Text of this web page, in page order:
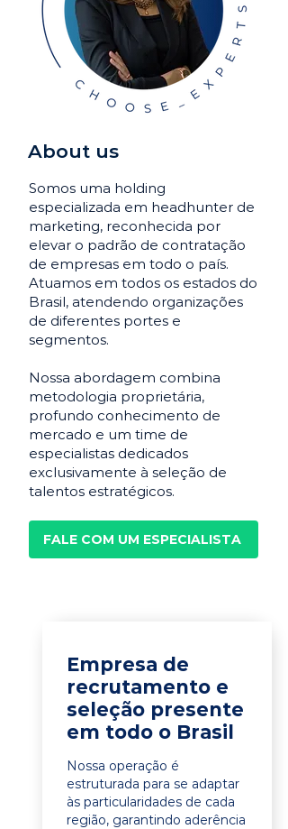
About us
Somos uma holding
especializada em headhunter de
marketing, reconhecida por
elevar o padrão de contratação
de empresas em todo o país.
Atuamos em todos os estados do
Brasil, atendendo organizações
de diferentes portes e
segmentos.
Nossa abordagem combina
metodologia proprietária,
profundo conhecimento de
mercado e um time de
especialistas dedicados
exclusivamente à seleção de
talentos estratégicos.
FALE COM UM ESPECIALISTA
Empresa de
recrutamento e
seleção presente
em todo o Brasil
Nossa operação é
estruturada para se adaptar
às particularidades de cada
região, garantindo aderência